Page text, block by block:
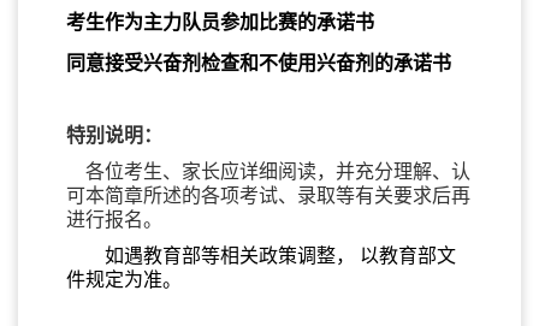
考生作为主力队员参加比赛的承诺书
同意接受兴奋剂检查和不使用兴奋剂的承诺书
特别说明：
各位考生、家长应详细阅读，并充分理解、认
可本简章所述的各项考试、录取等有关要求后再
进行报名。
如遇教育部等相关政策调整， 以教育部文
件规定为准。